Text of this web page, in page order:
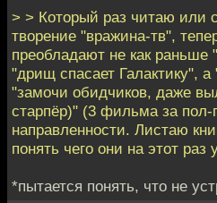
> > Который раз читаю или
творение "вражина-тв",
преобладают не как раньше
"дрищ спасает Галактику",
"замочи обидчиков, даже
старпёр)" (3 фильма за пол-
направленности. Листаю
понять чего они на этот раз
*пытается понять, что не